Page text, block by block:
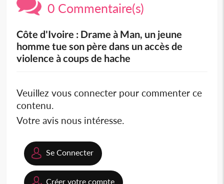
0 Commentaire(s)
Côte d'Ivoire : Drame à Man, un jeune
homme tue son père dans un accès de
violence à coups de hache
Veuillez vous connecter pour commenter ce
contenu.
Votre avis nous intéresse.
Se Connecter
Créer votre compte